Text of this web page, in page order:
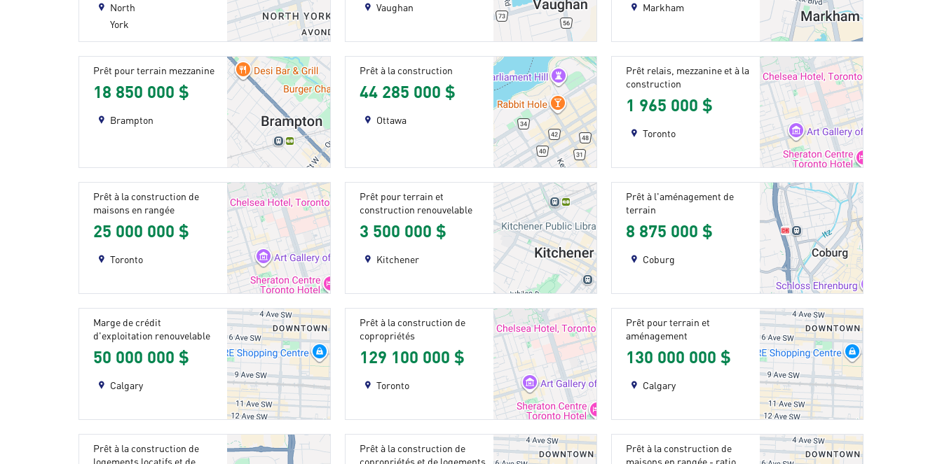
North
York
Vaughan Markham
Prêt pour terrain mezzanine
18 850 000 $
Brampton
Prêt à la construction
44 285 000 $
Ottawa
Prêt relais, mezzanine et à la
construction
1 965 000 $
Toronto
Prêt à la construction de
maisons en rangée
25 000 000 $
Toronto
Prêt pour terrain et
construction renouvelable
3 500 000 $
Kitchener
Prêt à l'aménagement de
terrain
8 875 000 $
Coburg
Marge de crédit
d'exploitation renouvelable
50 000 000 $
Calgary
Prêt à la construction de
copropriétés
129 100 000 $
Toronto
Prêt pour terrain et
aménagement
130 000 000 $
Calgary
Prêt à la construction de
logements locatifs et de
Prêt à la construction de
copropriétés et de logements
Prêt à la construction de
maisons en rangée - ratio